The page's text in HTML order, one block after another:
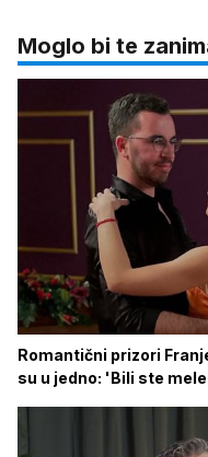
Moglo bi te
Romantični prizori
su u jedno: 'Bili ste